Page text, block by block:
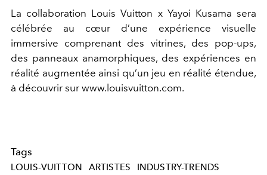
La collaboration Louis Vuitton x Yayoi Kusama sera
célébrée au cœur d’une expérience visuelle
immersive comprenant des vitrines, des pop-ups,
des panneaux anamorphiques, des expériences en
réalité augmentée ainsi qu’un jeu en réalité étendue,
à découvrir sur www.louisvuitton.com.
Tags
LOUIS-VUITTON ARTISTES INDUSTRY-TRENDS